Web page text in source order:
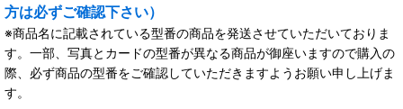
方は必ずご確認下さい）
※商品名に記載されている型番の商品を発送させていただいておりま
す。一部、写真とカードの型番が異なる商品が御座いますので購入の
際、必ず商品の型番をご確認していただきますようお願い申し上げま
す。